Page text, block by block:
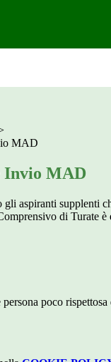
MAD
Invio MAD
gli aspiranti supplenti
di Turate è
poco